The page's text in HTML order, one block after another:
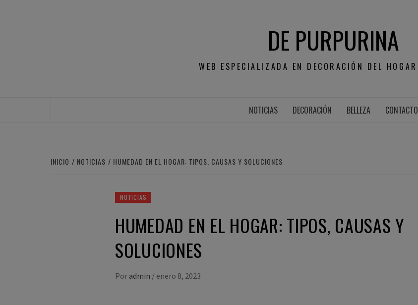
DE PURPURINA
WEB ESPECIALIZADA EN DECORACIÓN DEL
NOTICIAS DECORACIÓN BELLEZA CONTACTO
INICIO NOTICIAS HUMEDAD EN EL HOGAR: TIPOS, CAUSAS Y SOLUCIONES
NOTICIAS
HUMEDAD EN EL HOGAR: TIPOS, CAUSAS Y
SOLUCIONES
Por admin / enero 8, 2023